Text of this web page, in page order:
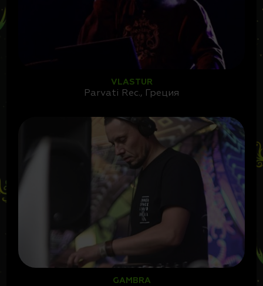
VLASTUR
Parvati Rec., Греция
GAMBRA